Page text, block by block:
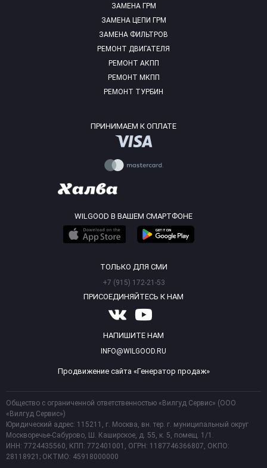
ЗАМЕНА ГРМ
ЗАМЕНА ЦЕПИ ГРМ
ЗАМЕНА ФИЛЬТРОВ
РЕМОНТ ДВИГАТЕЛЯ
РЕМОНТ АКПП
РЕМОНТ МКПП
РЕМОНТ ТУРБИН
ПРИНИМАЕМ К ОПЛАТЕ
WILGOOD В ВАШЕМ СМАРТФОНЕ
ТОЛЬКО ДЛЯ СМИ
+7 (915) 172-21-53
ПРИСОЕДИНЯЙТЕСЬ К НАМ
НАПИШИТЕ НАМ
INFO@WILGOOD.RU
Продвижение сайта «Генератор продаж»
Общество с ограниченной ответственностью «Вилгуд Сервис» (ООО
«Вилгуд Сервис»)
Юридический адрес: 115211, г. Москва, вн. тер. г. муниципальный округ
Москворечье-Сабурово, Ш. Каширское, д. 55, к. 5, помещ. 1/1.
ИНН: 7724435560, КПП: 772401001, ОГРН: 1187746366807, ОКПО:
28118921; ОКТМО: 45918000000